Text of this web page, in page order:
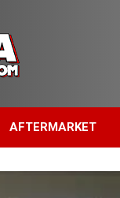
AFTERMARKET